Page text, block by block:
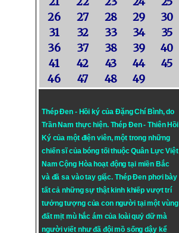
26
27 28 29
30
31
32 33 34
35
36
37 38 39
40
41
42 43 44
45
46
47 48 49
Thép Đen - Hồi ký của Đặng Chí Bình, do
Trần Nam thực hiện. Thép Đen- Thiên Hồi
Ký của một điện viên, một trong những
chiến sĩ của bóng tối thuộc Quân Lực Việt
Nam Cộng Hòa hoạt động tại miền Bắc
và đã sa vào tay giặc. Thép Đen phơi bày
tất cả những sự thật kinh khiếp vượt trí
tưởng tượng của con người tại một vùng
đất mịt mù hắc ám của loài quỷ dữ mà
người viết như đã đội mồ sống dậy kể